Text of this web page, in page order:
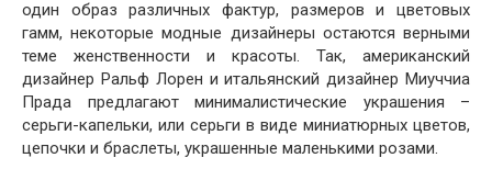
один образ различных фактур, размеров и цветовых
гамм, некоторые модные дизайнеры остаются верными
теме женственности и красоты. Так, американский
дизайнер Ральф Лорен и итальянский дизайнер Миуччиа
Прада предлагают минималистические украшения –
серьги-капельки, или серьги в виде миниатюрных цветов,
цепочки и браслеты, украшенные маленькими розами.